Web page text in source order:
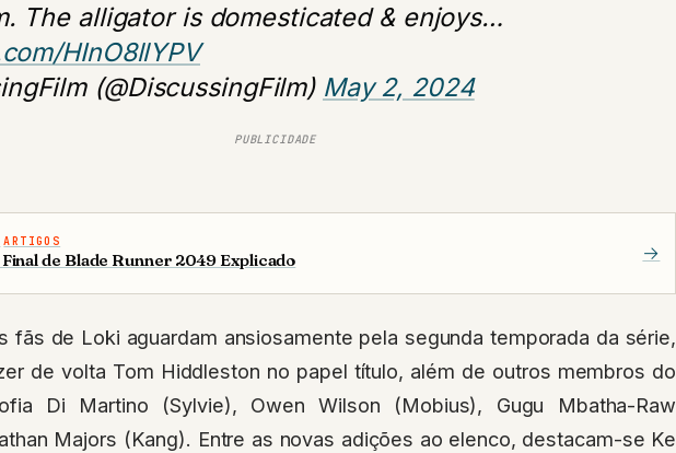
The alligator is domesticated & enjoys…
HInO8llYPV
(@DiscussingFilm) May 2, 2024
PUBLICIDADE
ARTIGOS
Final de Blade Runner 2049 Explicado →
fãs de Loki aguardam ansiosamente pela segunda temporada da série,
de volta Tom Hiddleston no papel título, além de outros membros do
Di Martino (Sylvie), Owen Wilson (Mobius), Gugu Mbatha-Raw
Majors (Kang). Entre as novas adições ao elenco, destacam-se Ke